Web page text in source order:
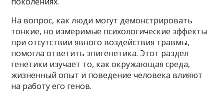
На вопрос, как люди могут демонстрировать
тонкие, но измеримые психологические эффекты
при отсутствии явного воздействия травмы,
помогла ответить эпигенетика. Этот раздел
генетики изучает то, как окружающая среда,
жизненный опыт и поведение человека влияют
на работу его генов.